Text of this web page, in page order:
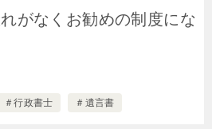
がなくお勧めの制度にな
＃行政書士 ＃遺言書